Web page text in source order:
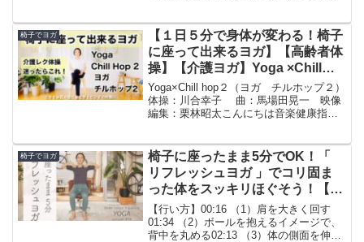
が、日々の心身のバランスを整えてくれ
ます。ついつい頑張...
椅子でヨガ
【１日５分で身体が変わる！椅子
に座って出来るヨガ】【高齢者体
操】【介護ヨガ】Yoga ×Chill
Hop 2 ヨガ チルホップ２
(デイサービスでもすぐ使える！)
Yoga×Chill hop２（ヨガ チルホップ２）
体操：川合幸子 曲：馬場田晃一 映像
編集：栗林昭太こんにちは音楽健康指導
をゲストに迎え作成させていただき...
椅子でヨガ
椅子に座ったまま5分でOK！「
リフレッシュヨガ 」でコリ固ま
った体をスッキリほぐそう！【
おうちでヨガレッスン #14 】
【行い方】00:16 （1）肩を大きく回す
01:34 （2）ボールを抱えるイメージで、
背中を丸める02:13 （3）体の側面を伸ば